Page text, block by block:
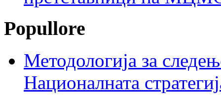
Popullore
Методологија за
Националната